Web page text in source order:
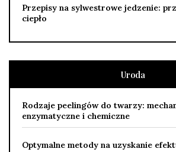
Przepisy na sylwestrowe jedzenie:
ciepło
Uroda
Rodzaje peelingów do twarzy:
enzymatyczne i chemiczne
Optymalne metody na uzyskanie